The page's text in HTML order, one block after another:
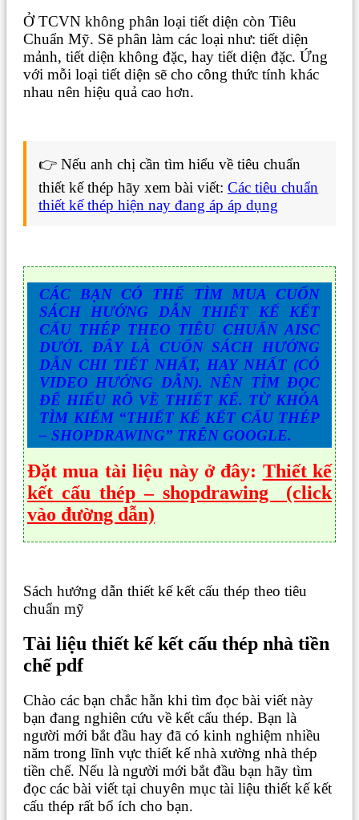
Ở TCVN không phân loại tiết diện còn Tiêu
Chuẩn Mỹ. Sẽ phân làm các loại như: tiết diện
mảnh, tiết diện không đặc, hay tiết diện đặc. Ứng
với mỗi loại tiết diện sẽ cho công thức tính khác
nhau nên hiệu quả cao hơn.
👉 Nếu anh chị cần tìm hiểu về tiêu chuẩn
thiết kế thép hãy xem bài viết: Các tiêu chuẩn
thiết kế thép hiện nay đang áp áp dụng
CÁC BẠN CÓ THỂ TÌM MUA CUỐN
SÁCH HƯỚNG DẪN THIẾT KẾ KẾT
CẤU THÉP THEO TIÊU CHUẨN AISC
DƯỚI. ĐÂY LÀ CUỐN SÁCH HƯỚNG
DẪN CHI TIẾT NHẤT, HAY NHẤT (CÓ
VIDEO HƯỚNG DẪN). NÊN TÌM ĐỌC
ĐỂ HIỂU RÕ VỀ THIẾT KẾ. TỪ KHÓA
TÌM KIẾM “THIẾT KẾ KẾT CẤU THÉP
– SHOPDRAWING” TRÊN GOOGLE.
Đặt mua tài liệu này ở đây: Thiết kế
kết cấu thép – shopdrawing (click
vào đường dẫn)
Sách hướng dẫn thiết kế kết cấu thép theo tiêu
chuẩn mỹ
Tài liệu thiết kế kết cấu thép nhà tiền
chế pdf
Chào các bạn chắc hẵn khi tìm đọc bài viết này
bạn đang nghiên cứu về kết cấu thép. Bạn là
người mới bắt đầu hay đã có kinh nghiệm nhiều
năm trong lĩnh vực thiết kế nhà xường nhà thép
tiền chế. Nếu là người mới bắt đầu bạn hãy tìm
đọc các bài viết tại chuyên mục tài liệu thiết kế kết
cấu thép rất bổ ích cho bạn.